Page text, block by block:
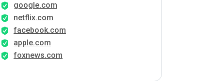
google.com
netflix.com
facebook.com
apple.com
foxnews.com